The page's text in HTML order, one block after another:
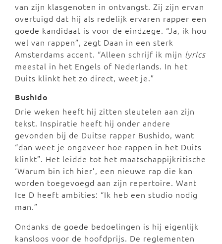
van zijn klasgenoten in ontvangst. Zij zijn ervan
overtuigd dat hij als redelijk ervaren rapper een
goede kandidaat is voor de eindzege. “Ja, ik hou
wel van rappen”, zegt Daan in een sterk
Amsterdams accent. “Alleen schrijf ik mijn lyrics
meestal in het Engels of Nederlands. In het
Duits klinkt het zo direct, weet je.”
Bushido
Drie weken heeft hij zitten sleutelen aan zijn
tekst. Inspiratie heeft hij onder andere
gevonden bij de Duitse rapper Bushido, want
“dan weet je ongeveer hoe rappen in het Duits
klinkt”. Het leidde tot het maatschappijkritische
‘Warum bin ich hier’, een nieuwe rap die kan
worden toegevoegd aan zijn repertoire. Want
Ice D heeft ambities: “Ik heb een studio nodig
man.”
Ondanks de goede bedoelingen is hij eigenlijk
kansloos voor de hoofdprijs. De reglementen